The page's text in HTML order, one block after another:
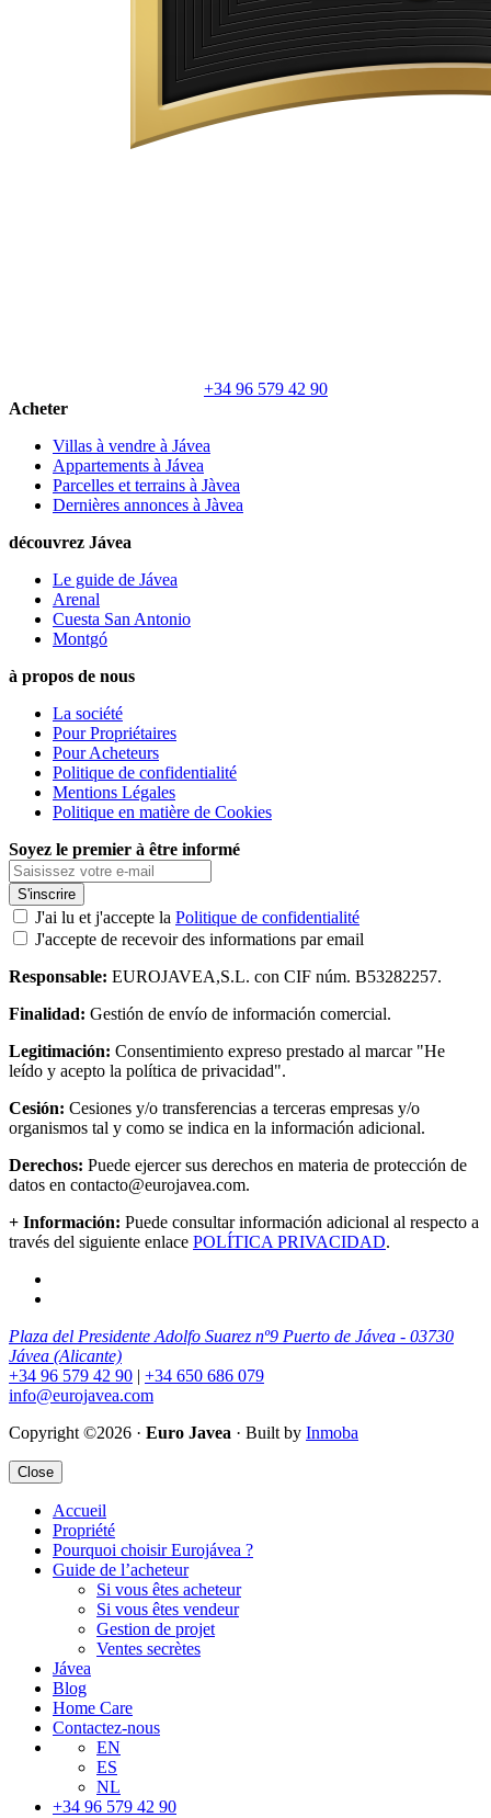
+34 96 579 42 90
Acheter
Villas à vendre à Jávea
Appartements à Jávea
Parcelles et terrains à Jàvea
Dernières annonces à Jàvea
découvrez Jávea
Le guide de Jávea
Arenal
Cuesta San Antonio
Montgó
à propos de nous
La société
Pour Propriétaires
Pour Acheteurs
Politique de confidentialité
Mentions Légales
Politique en matière de Cookies
Soyez le premier à être informé
S'inscrire
J'ai lu et j'accepte la Politique de confidentialité
J'accepte de recevoir des informations par email
Responsable: EUROJAVEA,S.L. con CIF núm. B53282257.
Finalidad: Gestión de envío de información comercial.
Legitimación: Consentimiento expreso prestado al marcar "He
leído y acepto la política de privacidad".
Cesión: Cesiones y/o transferencias a terceras empresas y/o
organismos tal y como se indica en la información adicional.
Derechos: Puede ejercer sus derechos en materia de protección de
datos en contacto@eurojavea.com.
+ Información: Puede consultar información adicional al respecto a
través del siguiente enlace POLÍTICA PRIVACIDAD.
Plaza del Presidente Adolfo Suarez nº9 Puerto de Jávea - 03730
Jávea (Alicante)
+34 96 579 42 90 | +34 650 686 079
info@eurojavea.com
Copyright ©2026 · Euro Javea · Built by Inmoba
Close
Accueil
Propriété
Pourquoi choisir Eurojávea ?
Guide de l’acheteur
Si vous êtes acheteur
Si vous êtes vendeur
Gestion de projet
Ventes secrètes
Jávea
Blog
Home Care
Contactez-nous
EN
ES
NL
+34 96 579 42 90